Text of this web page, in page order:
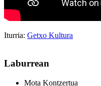
Iturria: Getxo Kultura
Laburrean
Mota Kontzertua